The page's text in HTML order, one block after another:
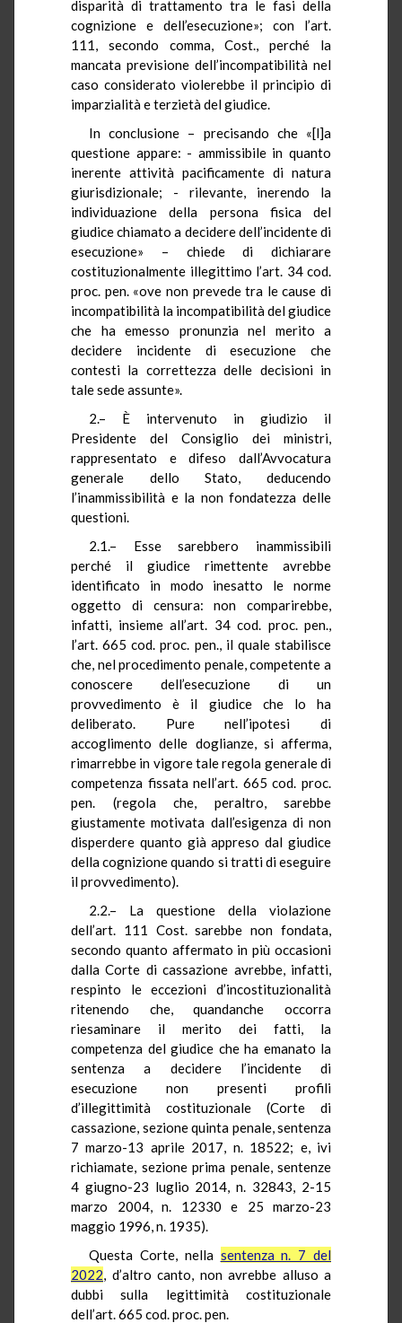
disparità di trattamento tra le fasi della
cognizione e dell’esecuzione»; con l’art.
111, secondo comma, Cost., perché la
mancata previsione dell’incompatibilità nel
caso considerato violerebbe il principio di
imparzialità e terzietà del giudice.
In conclusione – precisando che «[l]a
questione appare: - ammissibile in quanto
inerente attività pacificamente di natura
giurisdizionale; - rilevante, inerendo la
individuazione della persona fisica del
giudice chiamato a decidere dell’incidente di
esecuzione» – chiede di dichiarare
costituzionalmente illegittimo l’art. 34 cod.
proc. pen. «ove non prevede tra le cause di
incompatibilità la incompatibilità del giudice
che ha emesso pronunzia nel merito a
decidere incidente di esecuzione che
contesti la correttezza delle decisioni in
tale sede assunte».
2.– È intervenuto in giudizio il
Presidente del Consiglio dei ministri,
rappresentato e difeso dall’Avvocatura
generale dello Stato, deducendo
l’inammissibilità e la non fondatezza delle
questioni.
2.1.– Esse sarebbero inammissibili
perché il giudice rimettente avrebbe
identificato in modo inesatto le norme
oggetto di censura: non comparirebbe,
infatti, insieme all’art. 34 cod. proc. pen.,
l’art. 665 cod. proc. pen., il quale stabilisce
che, nel procedimento penale, competente a
conoscere dell’esecuzione di un
provvedimento è il giudice che lo ha
deliberato. Pure nell’ipotesi di
accoglimento delle doglianze, si afferma,
rimarrebbe in vigore tale regola generale di
competenza fissata nell’art. 665 cod. proc.
pen. (regola che, peraltro, sarebbe
giustamente motivata dall’esigenza di non
disperdere quanto già appreso dal giudice
della cognizione quando si tratti di eseguire
il provvedimento).
2.2.– La questione della violazione
dell’art. 111 Cost. sarebbe non fondata,
secondo quanto affermato in più occasioni
dalla Corte di cassazione avrebbe, infatti,
respinto le eccezioni d’incostituzionalità
ritenendo che, quandanche occorra
riesaminare il merito dei fatti, la
competenza del giudice che ha emanato la
sentenza a decidere l’incidente di
esecuzione non presenti profili
d’illegittimità costituzionale (Corte di
cassazione, sezione quinta penale, sentenza
7 marzo-13 aprile 2017, n. 18522; e, ivi
richiamate, sezione prima penale, sentenze
4 giugno-23 luglio 2014, n. 32843, 2-15
marzo 2004, n. 12330 e 25 marzo-23
maggio 1996, n. 1935).
Questa Corte, nella sentenza n. 7 del
2022, d’altro canto, non avrebbe alluso a
dubbi sulla legittimità costituzionale
dell’art. 665 cod. proc. pen.